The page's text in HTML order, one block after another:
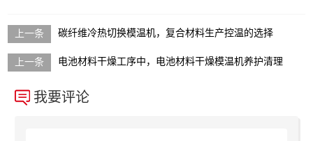
碳纤维冷热切换模温机，复合材料生产控温的选择
电池材料干燥工序中，电池材料干燥模温机养护清理
我要评论